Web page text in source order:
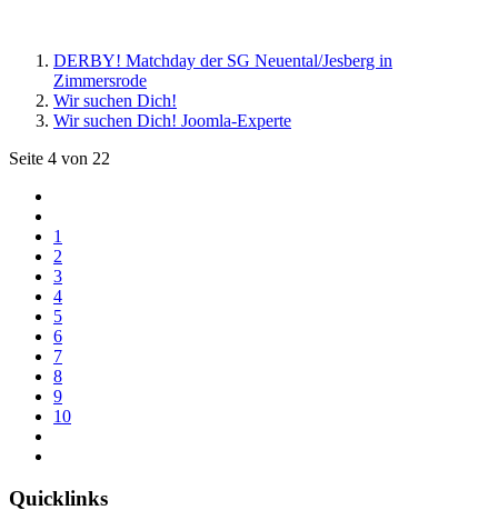
DERBY! Matchday der SG Neuental/Jesberg in
Zimmersrode
Wir suchen Dich!
Wir suchen Dich! Joomla-Experte
Seite 4 von 22
1
2
3
4
5
6
7
8
9
10
Quicklinks